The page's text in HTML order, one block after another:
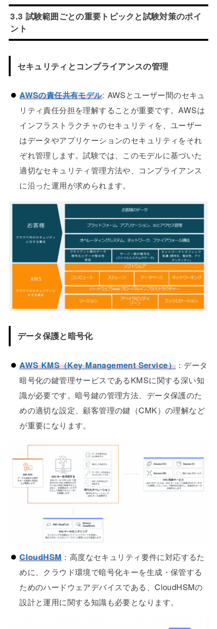
3.3 試験範囲ごとの重要トピックと試験対策のポイ
ント
セキュリティとコンプライアンスの管理
AWSの責任共有モデル: AWSとユーザー間のセキュ
リティ責任分担を理解することが重要です。AWSは
インフラストラクチャのセキュリティを、ユーザー
はデータやアプリケーションのセキュリティをそれ
ぞれ管理します。試験では、このモデルに基づいた
適切なセキュリティ管理方法や、コンプライアンス
に沿った運用が求められます。
データ保護と暗号化
AWS KMS（Key Management Service）：データ
暗号化の鍵管理サービスであるKMSに関する深い知
識が必要です。暗号鍵の管理方法、データ保護のた
めの適切な設定、顧客管理の鍵（CMK）の理解など
が重要になります。
CloudHSM ：高度なセキュリティ要件に対応するた
めに、クラウド環境で暗号化キーを生成・保管する
ためのハードウェアデバイスである、CloudHSMの
設計と運用に関する知識も必要となります。